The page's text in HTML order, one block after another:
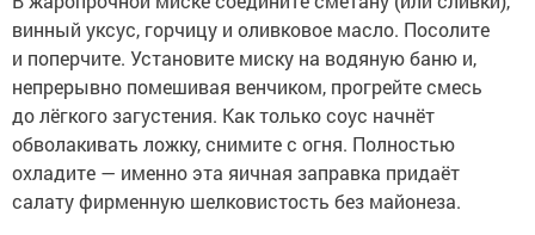
винный уксус, горчицу и оливковое масло. Посолите
и поперчите. Установите миску на водяную баню и,
непрерывно помешивая венчиком, прогрейте смесь
до лёгкого загустения. Как только соус начнёт
обволакивать ложку, снимите с огня. Полностью
охладите — именно эта яичная заправка придаёт
салату фирменную шелковистость без майонеза.